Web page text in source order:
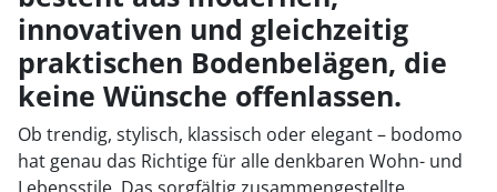
3
4
5
6
innovativen und gleichzeitig
praktischen Bodenbelägen, die
keine Wünsche offenlassen.
Ob trendig, stylisch, klassisch oder elegant – bodomo
hat genau das Richtige für alle denkbaren Wohn- und
Lebensstile. Das sorgfältig zusammengestellte